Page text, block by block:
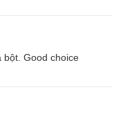
bột. Good choice